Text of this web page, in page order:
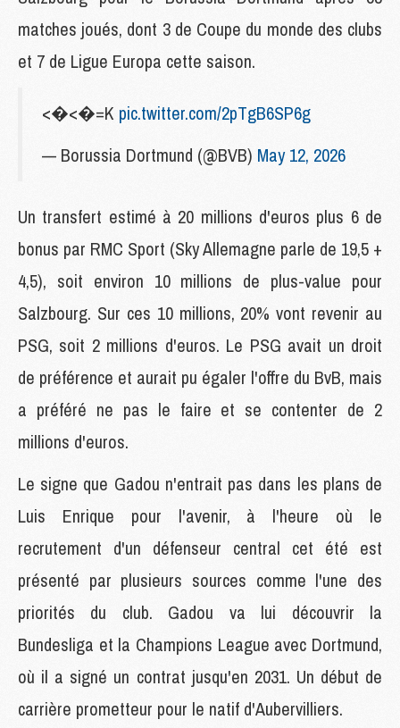
matches joués, dont 3 de Coupe du monde des clubs
et 7 de Ligue Europa cette saison.
<�<�=K pic.twitter.com/2pTgB6SP6g
— Borussia Dortmund (@BVB) May 12, 2026
Un transfert estimé à 20 millions d'euros plus 6 de
bonus par RMC Sport (Sky Allemagne parle de 19,5 +
4,5), soit environ 10 millions de plus-value pour
Salzbourg. Sur ces 10 millions, 20% vont revenir au
PSG, soit 2 millions d'euros. Le PSG avait un droit
de préférence et aurait pu égaler l'offre du BvB, mais
a préféré ne pas le faire et se contenter de 2
millions d'euros.
Le signe que Gadou n'entrait pas dans les plans de
Luis Enrique pour l'avenir, à l'heure où le
recrutement d'un défenseur central cet été est
présenté par plusieurs sources comme l'une des
priorités du club. Gadou va lui découvrir la
Bundesliga et la Champions League avec Dortmund,
où il a signé un contrat jusqu'en 2031. Un début de
carrière prometteur pour le natif d'Aubervilliers.